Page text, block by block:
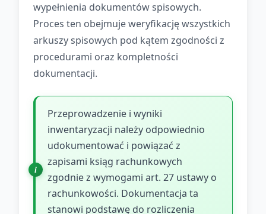
wypełnienia dokumentów spisowych.
Proces ten obejmuje weryfikację wszystkich
arkuszy spisowych pod kątem zgodności z
procedurami oraz kompletności
dokumentacji.
Przeprowadzenie i wyniki
inwentaryzacji należy odpowiednio
udokumentować i powiązać z
zapisami ksiąg rachunkowych
zgodnie z wymogami art. 27 ustawy o
rachunkowości. Dokumentacja ta
stanowi podstawę do rozliczenia